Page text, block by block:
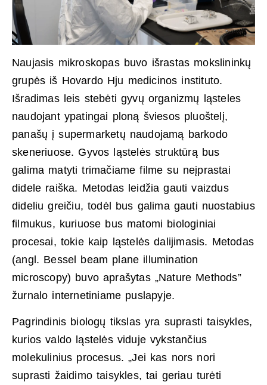
Naujasis mikroskopas buvo išrastas mokslininkų
grupės iš Hovardo Hju medicinos instituto.
Išradimas leis stebėti gyvų organizmų ląsteles
naudojant ypatingai ploną šviesos pluoštelį,
panašų į supermarketų naudojamą barkodo
skeneriuose. Gyvos ląstelės struktūrą bus
galima matyti trimačiame filme su neįprastai
didele raiška. Metodas leidžia gauti vaizdus
dideliu greičiu, todėl bus galima gauti nuostabius
filmukus, kuriuose bus matomi biologiniai
procesai, tokie kaip ląstelės dalijimasis. Metodas
(angl. Bessel beam plane illumination
microscopy) buvo aprašytas „Nature Methods”
žurnalo internetiniame puslapyje.
Pagrindinis biologų tikslas yra suprasti taisykles,
kurios valdo ląstelės viduje vykstančius
molekulinius procesus. „Jei kas nors nori
suprasti žaidimo taisykles, tai geriau turėti